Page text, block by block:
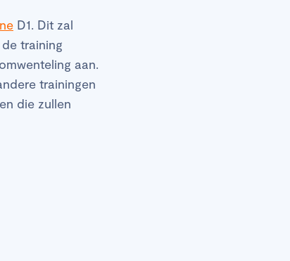
D1. Dit zal
training
aan.
trainingen
die zullen